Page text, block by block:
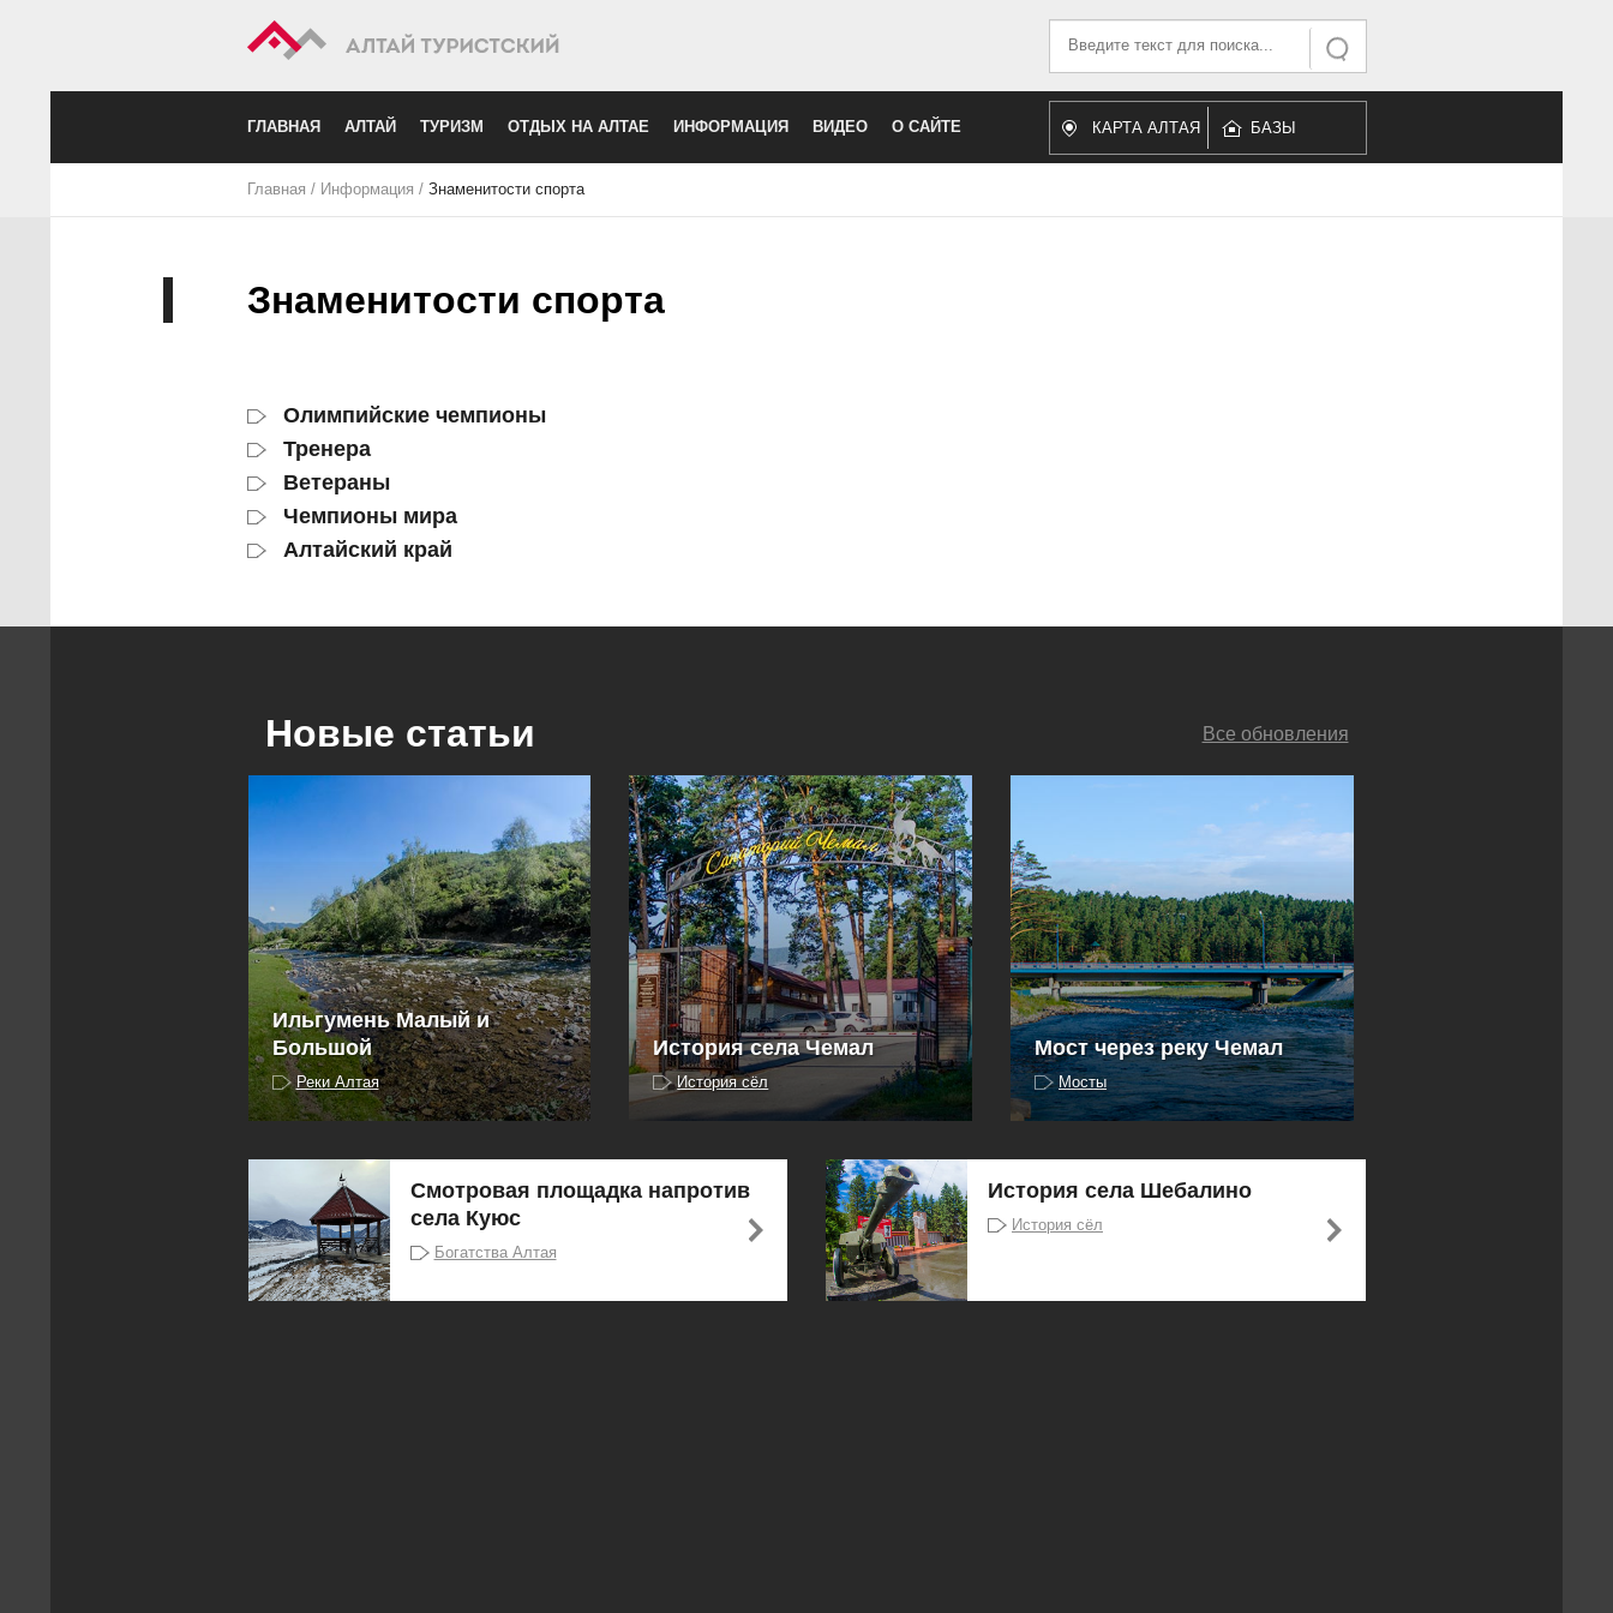
Искать
Искать...
ГЛАВНАЯ АЛТАЙ ТУРИЗМ ОТДЫХ НА АЛТАЕ ИНФОРМАЦИЯ ВИДЕО О САЙТЕ КАРТА АЛТАЯ БАЗЫ
Главная / Информация / Знаменитости спорта
Знаменитости спорта
Олимпийские чемпионы
Тренера
Ветераны
Чемпионы мира
Алтайский край
Новые статьи
Ильгумень Малый и
Большой
Реки Алтая
История села Чемал
История сёл
Мост через реку Чемал
Мосты
Смотровая площадка напротив
села Куюс
Богатства Алтая
История села Шебалино
История сёл
Все обновления